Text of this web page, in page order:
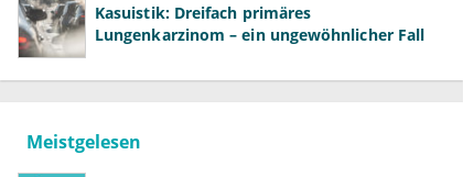
Kasuistik: Dreifach primäres
Lungenkarzinom – ein ungewöhnlicher Fall
Meistgelesen